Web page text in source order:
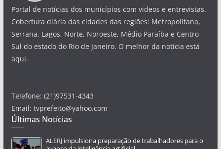
Portal de notícias dos municípios com videos e entrevistas.
Cobertura diária das cidades das regiões: Metropolitana,
Serrana, Lagos, Norte, Noroeste, Médio Paraíba e Centro
Sul do estado do Rio de Janeiro. O melhor da notícia está
aqui.
Telefone: (21)97531-4343
Email: tvprefeito@yahoo.com
Últimas Notícias
ALERJ impulsiona preparação de trabalhadores para o